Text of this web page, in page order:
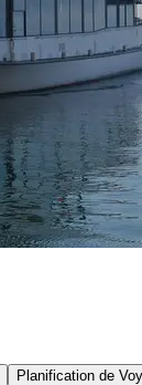
Planification de